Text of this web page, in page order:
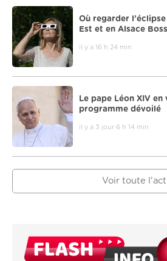
Où regarder
Est et en Alsace
il y a 16 h 24 min
Le pape Léon XIV
programme dévoilé
il y a 3 jour 6 h 14 min
Voir toute